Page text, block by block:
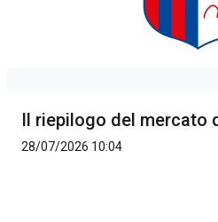
Il riepilogo del mercato
28/07/2026 10:04